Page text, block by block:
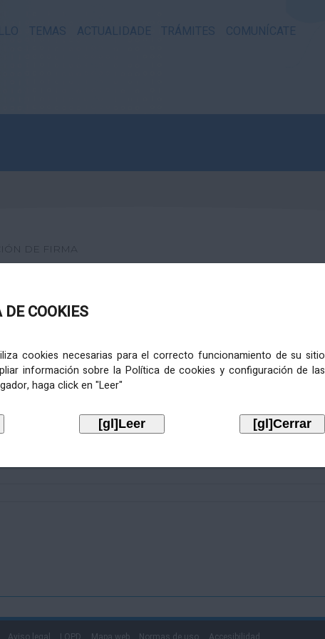
TEMAS ACTUALIDADE TRÁMITES COMUNÍCATE
COOKIES
cookies necesarias para el correcto funcionamiento de su sitio
información sobre la Política de cookies y configuración de las
haga click en "Leer"
DE FIRMA
Aviso legal LOPD Mapa web Normas de uso Accesibilidad